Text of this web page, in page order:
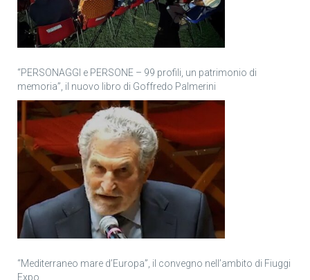
“PERSONAGGI e PERSONE – 99 profili, un patrimonio di
memoria”, il nuovo libro di Goffredo Palmerini
“Mediterraneo mare d’Europa”, il convegno nell’ambito di Fiuggi
Expo